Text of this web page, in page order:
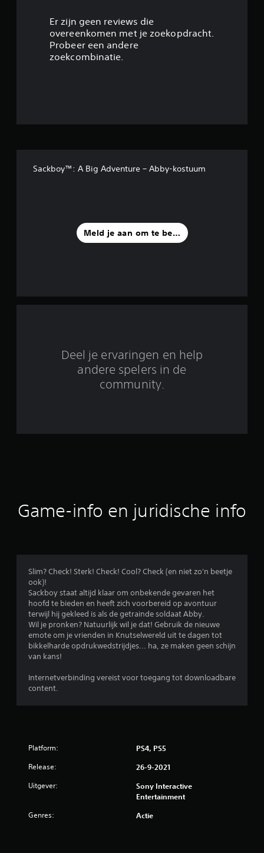
t
i
o
d
i
g
e
Er zijn geen reviews die
overeenkomen met je zoekopdracht.
Probeer een andere
zoekcombinatie.
Sackboy™: A Big Adventure – Abby-kostuum
Meld je aan om te beoordelen
Deel je ervaringen en help
andere spelers in de
community.
Game-info en juridische info
Slim? Check! Sterk! Check! Cool? Check (en niet zo'n beetje
ook)!
Sackboy staat altijd klaar om onbekende gevaren het
hoofd te bieden en heeft zich voorbereid op avontuur
terwijl hij gekleed is als de getrainde soldaat Abby.
Wil je pronken? Natuurlijk wil je dat! Gebruik de nieuwe
emote om je vrienden in Knutselwereld uit te dagen tot
bikkelharde opdrukwedstrijdjes... ha, ze maken geen schijn
van kans!
Internetverbinding vereist voor toegang tot downloadbare
content.
Platform: PS4, PS5
Release: 26-9-2021
Uitgever:
Sony Interactive
Entertainment
Genres: Actie